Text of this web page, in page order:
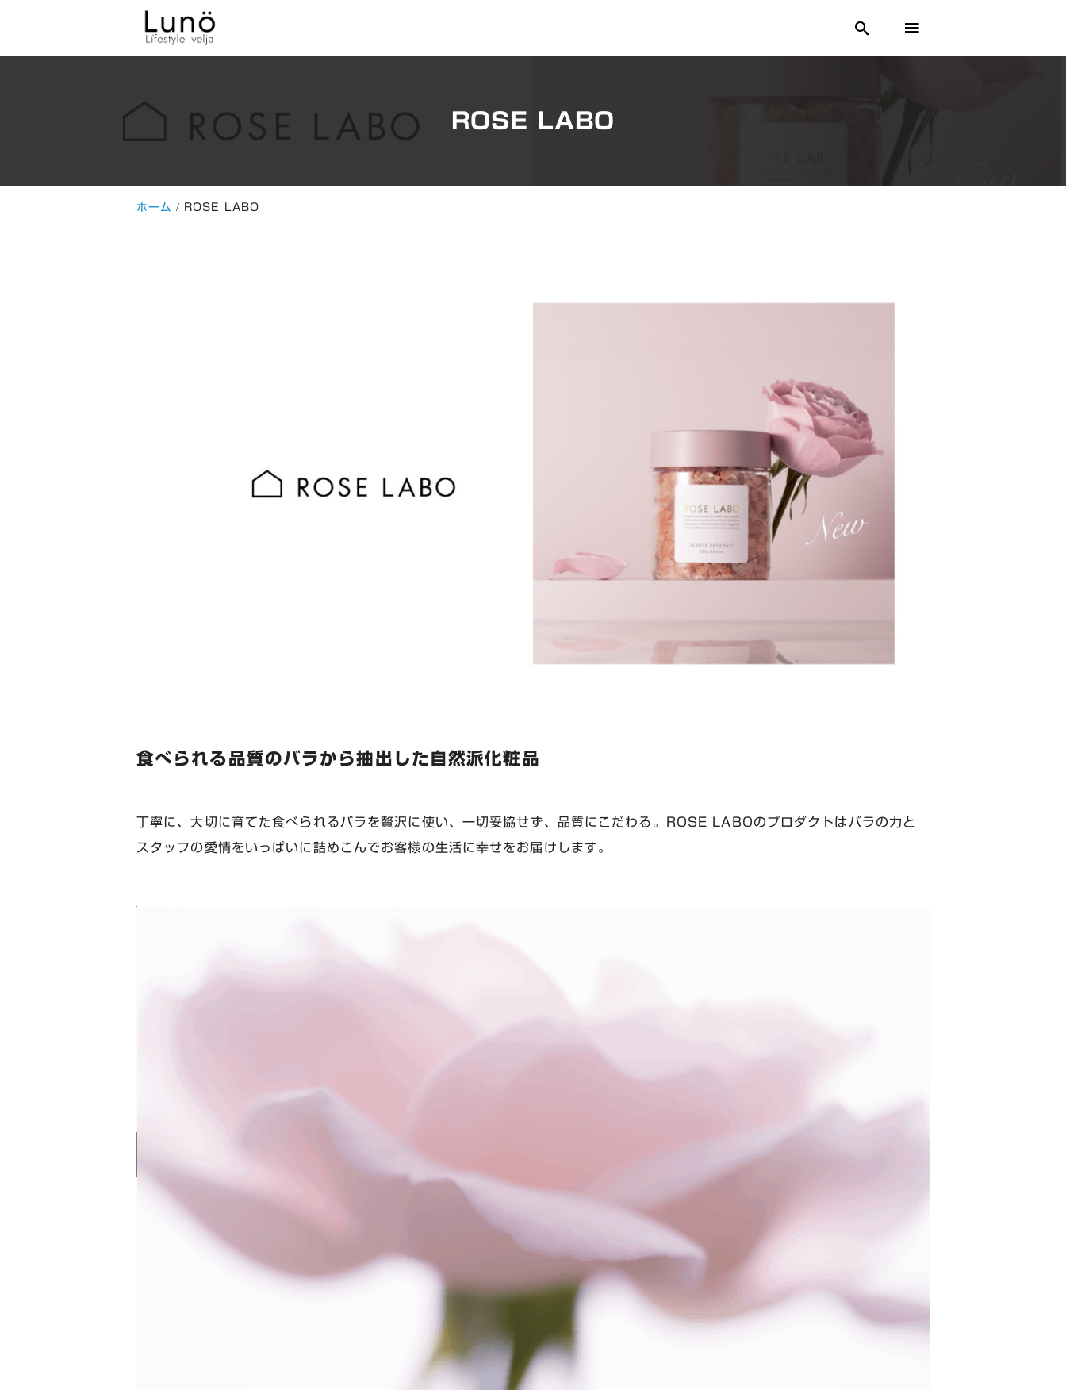
ROSE LABO
ホーム ROSE LABO
食べられる品質のバラから抽出した自然派化粧品
丁寧に、大切に育てた食べられるバラを贅沢に使い、一切妥協せず、品質にこだわる。ROSE LABOのプロダクトはバラの力と
スタッフの愛情をいっぱいに詰めこんでお客様の生活に幸せをお届けします。